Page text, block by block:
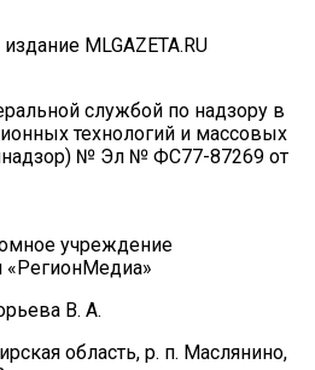
MLGAZETA.RU
службой по надзору в
технологий и массовых
№ Эл № ФС77-87269 от
учреждение
«РегионМедиа»
В. А.
область, р. п. Маслянино,